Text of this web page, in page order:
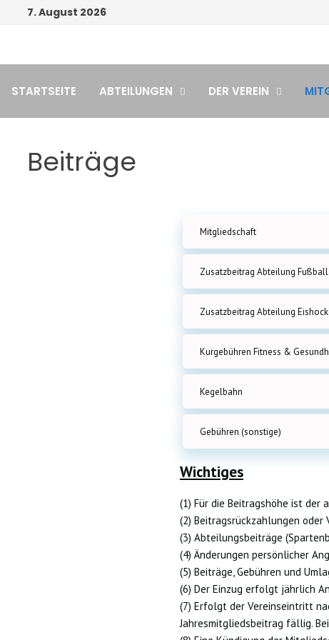
7. August 2026
STARTSEITE ABTEILUNGEN DER VEREIN
Beiträge
Mitgliedschaft
Zusatzbeitrag Abteilung Fußball
Zusatzbeitrag Abteilung
Kurgebühren Fitness &
Kegelbahn
Gebühren (sonstige)
Wichtiges
(1) Für die Beitragshöhe ist
(2) Beitragsrückzahlungen oder
(3) Abteilungsbeiträge
(4) Änderungen persönlicher
(5) Beiträge, Gebühren und
(6) Der Einzug erfolgt jährlich
(7) Erfolgt der Vereinseintritt
Jahresmitgliedsbeitrag fällig.